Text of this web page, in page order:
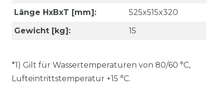
Länge HxBxT [mm]:
525x515x320
Gewicht [kg]:
15
*1) Gilt für Wassertemperaturen von 80/60 °C,
Lufteintrittstemperatur +15 °C.